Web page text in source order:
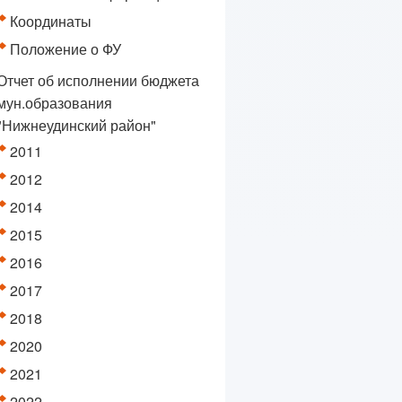
Координаты
Положение о ФУ
об исполнении бюджета
район"
2011
2012
2014
2015
2016
2017
2018
2020
2021